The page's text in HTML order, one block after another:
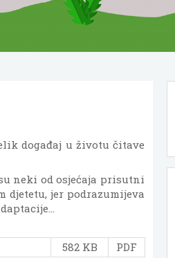
događaj u životu čitave
neki od osjećaja prisutni
djetetu, jer podrazumijeva
582 KB PDF